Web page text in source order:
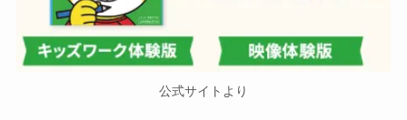
公式サイトより